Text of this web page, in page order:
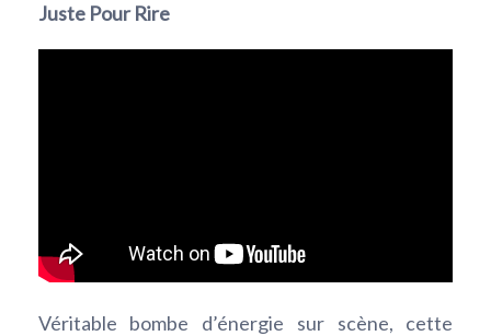
Juste Pour Rire
Véritable bombe d’énergie sur scène, cette